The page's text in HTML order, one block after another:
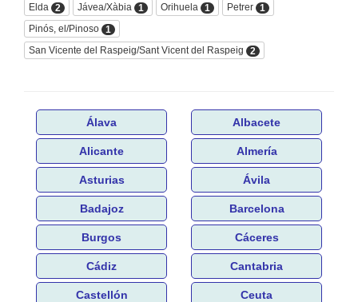
Elda
2 Jávea/Xàbia 1 Orihuela 1 Petrer 1
Pinós, el/Pinoso 1
San Vicente del Raspeig/Sant Vicent del Raspeig
2
Álava Albacete
Alicante Almería
Asturias Ávila
Badajoz Barcelona
Burgos Cáceres
Cádiz Cantabria
Castellón Ceuta